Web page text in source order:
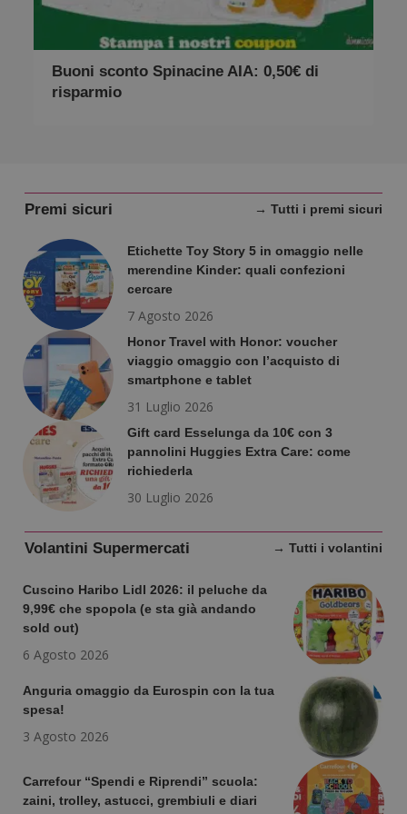
Buoni sconto Spinacine AIA: 0,50€ di
risparmio
Premi sicuri → Tutti i premi sicuri
Etichette Toy Story 5 in omaggio nelle
merendine Kinder: quali confezioni
cercare
7 Agosto 2026
Honor Travel with Honor: voucher
viaggio omaggio con l’acquisto di
smartphone e tablet
31 Luglio 2026
Gift card Esselunga da 10€ con 3
pannolini Huggies Extra Care: come
richiederla
30 Luglio 2026
Volantini Supermercati → Tutti i volantini
Cuscino Haribo Lidl 2026: il peluche da
9,99€ che spopola (e sta già andando
sold out)
6 Agosto 2026
Anguria omaggio da Eurospin con la tua
spesa!
3 Agosto 2026
Carrefour “Spendi e Riprendi” scuola:
zaini, trolley, astucci, grembiuli e diari
CookieScriptConsent
Nome Provider/Dominio Scadenza
1 anno
open
Piwik.
Scadenza Descrizione
.doubleclick.net
secondi
Questo
cookie è
impostato
da
Google
Privacy Policy